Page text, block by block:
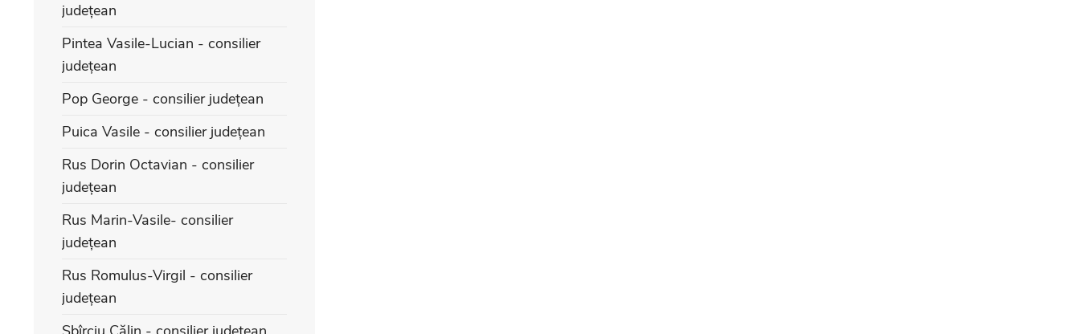
județean
Pintea Vasile-Lucian - consilier
județean
Pop George - consilier județean
Puica Vasile - consilier județean
Rus Dorin Octavian - consilier
județean
Rus Marin-Vasile- consilier
județean
Rus Romulus-Virgil - consilier
județean